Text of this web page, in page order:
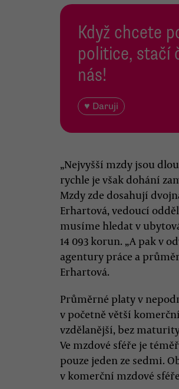
Když chcete
politice, stačí
nás!
♥ Daruji
„Nejvyšší mzdy jsou
rychle je však dohání
Mzdy zde dosahují
Erhartová, vedoucí
musíme hledat v
14 093 korun. „A pak v
agentury práce a
Erhartová.
Průměrné platy v
v početně větší
vzdělanější, bez
Ve mzdové sféře je
pouze jeden ze sedmi.
v komerční mzdové